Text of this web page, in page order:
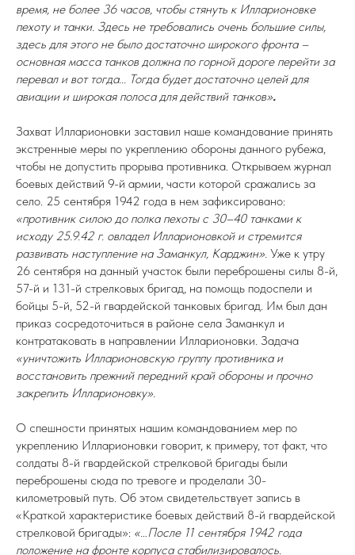
время, не более 36 часов, чтобы стянуть к Илларионовке
пехоту и танки. Здесь не требовались очень большие силы,
здесь для этого не было достаточно широкого фронта –
основная масса танков должна по горной дороге перейти за
перевал и вот тогда... Тогда будет достаточно целей для
авиации и широкая полоса для действий танков».
Захват Илларионовки заставил наше командование принять
экстренные меры по укреплению обороны данного рубежа,
чтобы не допустить прорыва противника. Открываем журнал
боевых действий 9-й армии, части которой сражались за
село. 25 сентября 1942 года в нем зафиксировано:
«противник силою до полка пехоты с 30–40 танками к
исходу 25.9.42 г. овладел Илларионовкой и стремится
развивать наступление на Заманкул, Карджин». Уже к утру
26 сентября на данный участок были переброшены силы 8-й,
57-й и 131-й стрелковых бригад, на помощь подоспели и
бойцы 5-й, 52-й гвардейской танковых бригад. Им был дан
приказ сосредоточиться в районе села Заманкул и
контратаковать в направлении Илларионовки. Задача
«уничтожить Илларионовскую группу противника и
восстановить прежний передний край обороны и прочно
закрепить Илларионовку».
О спешности принятых нашим командованием мер по
укреплению Илларионовки говорит, к примеру, тот факт, что
солдаты 8-й гвардейской стрелковой бригады были
переброшены сюда по тревоге и проделали 30-
километровый путь. Об этом свидетельствует запись в
«Краткой характеристике боевых действий 8-й гвардейской
стрелковой бригады»: «…После 11 сентября 1942 года
положение на фронте корпуса стабилизировалось.